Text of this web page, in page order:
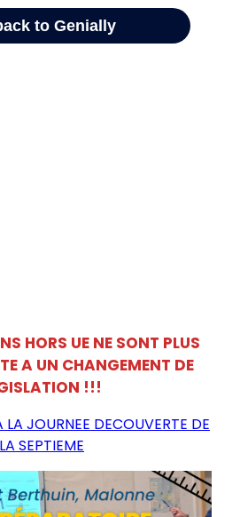
HORS UE NE SONT PLUS
A UN CHANGEMENT DE
!!!
JOURNEE DECOUVERTE DE
LA SEPTIEME